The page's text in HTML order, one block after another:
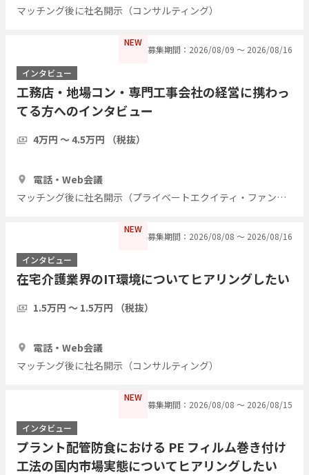
マッチング後に社名開示（コンサルティング）
NEW
募集期間：2026/08/09 〜 2026/08/16
インタビュー
工務店・地場コン・専門工事会社の経営に携わっ
てる方へのインタビュー
4万円 〜 4.5万円 （税抜）
電話・Web会議
マッチング後に社名開示（プライベートエクイティ・ファンド）
NEW
募集期間：2026/08/08 〜 2026/08/16
インタビュー
在宅介護業界のIT環境についてヒアリングしたい
1.5万円 〜 1.5万円 （税抜）
電話・Web会議
マッチング後に社名開示（コンサルティング）
NEW
募集期間：2026/08/08 〜 2026/08/15
インタビュー
プラント配管防食における PE フィルム巻き付け
工法の国内市場実態についてヒアリングしたい